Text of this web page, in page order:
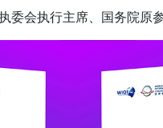
会执行主席、国务院原